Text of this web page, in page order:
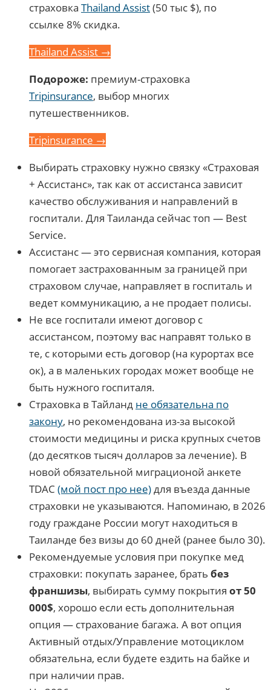
страховка Thailand Assist(50 тыс $), по
ссылке 8% скидка.
Thailand Assist →
Подороже: премиум-страховка
Tripinsurance, выбор многих
путешественников.
Tripinsurance →
Выбирать страховку нужно связку «Страховая
+ Ассистанс», так как от ассистанса зависит
качество обслуживания и направлений в
госпитали. Для Таиланда сейчас топ — Best
Service.
Ассистанс — это сервисная компания, которая
помогает застрахованным за границей при
страховом случае, направляет в госпиталь и
ведет коммуникацию, а не продает полисы.
Не все госпитали имеют договор с
ассистансом, поэтому вас направят только в
те, с которыми есть договор (на курортах все
ок), а в маленьких городах может вообще не
быть нужного госпиталя.
Страховка в Тайланд не обязательна по
закону, но рекомендована из-за высокой
стоимости медицины и риска крупных счетов
(до десятков тысяч долларов за лечение). В
новой обязательной миграционой анкете
TDAC (мой пост про нее)для въезда данные
страховки не указываются. Напоминаю, в 2026
году граждане России могут находиться в
Таиланде без визы до 60 дней (ранее было 30).
Рекомендуемые условия при покупке мед
страховки: покупать заранее, брать без
франшизы, выбирать сумму покрытия от 50
000$, хорошо если есть дополнительная
опция — страхование багажа. А вот опция
Активный отдых/Управление мотоциклом
обязательна, если будете ездить на байке и
при наличии прав.